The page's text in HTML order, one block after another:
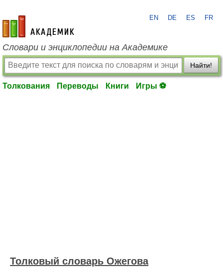
academic.ru
EN DE ES FR
Словари и энциклопедии на Академике
Найти!
Толкования Переводы Книги Игры ⚽
Толковый словарь Ожегова